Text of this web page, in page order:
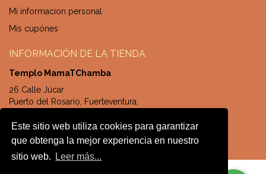
Este sitio web utiliza cookies para garantizar
que obtenga la mejor experiencia en nuestro
sitio web.
Leer más...
Mi informacion personal
Mis cupónes
INFORMACIÓN DE LA TIENDA
Templo MamaTChamba
26 Calle Júcar
Puerto del Rosario, Fuerteventura,
+34 828041532